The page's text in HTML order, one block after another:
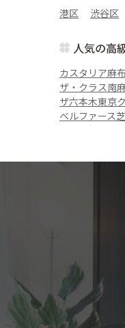
港区 渋谷区
人気の高
カスタリア麻
ザ・クラス南
ザ六本木東京
ベルファース